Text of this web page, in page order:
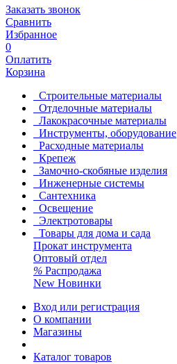
Заказать звонок
Сравнить
Избранное
0
Оплатить
Корзина
Строительные материалы
Отделочные материалы
Лакокрасочные материалы
Инструменты, оборудование
Расходные материалы
Крепеж
Замочно-скобяные изделия
Инженерные системы
Сантехника
Освещение
Электротовары
Товары для дома и сада
Прокат инструмента
Оптовый отдел
% Распродажа
New Новинки
Вход или регистрация
О компании
Магазины
Каталог товаров